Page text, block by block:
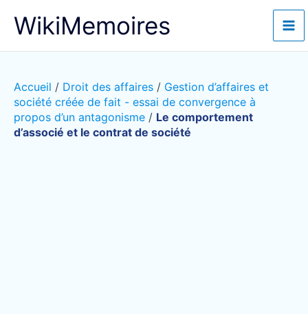
WikiMemoires
Accueil / Droit des affaires / Gestion d’affaires et
société créée de fait - essai de convergence à
propos d’un antagonisme / Le comportement
d’associé et le contrat de société